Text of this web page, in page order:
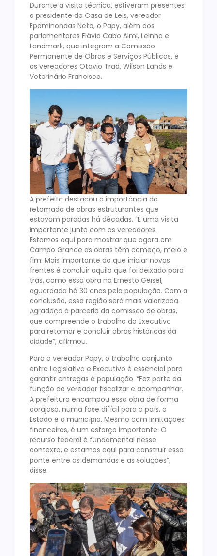
Durante a visita técnica, estiveram presentes
o presidente da Casa de Leis, vereador
Epaminondas Neto, o Papy, além dos
parlamentares Flávio Cabo Almi, Leinha e
Landmark, que integram a Comissão
Permanente de Obras e Serviços Públicos, e
os vereadores Otavio Trad, Wilson Lands e
Veterinário Francisco.
A prefeita destacou a importância da
retomada de obras estruturantes que
estavam paradas há décadas. “É uma visita
importante junto com os vereadores.
Estamos aqui para mostrar que agora em
Campo Grande as obras têm começo, meio e
fim. Mais importante do que iniciar novas
frentes é concluir aquilo que foi deixado para
trás, como essa obra na Ernesto Geisel,
aguardada há 30 anos pela população. Com a
conclusão, essa região será mais valorizada.
Agradeço à parceria da comissão de obras,
que compreende o trabalho do Executivo
para retomar e concluir obras históricas da
cidade”, afirmou.
Para o vereador Papy, o trabalho conjunto
entre Legislativo e Executivo é essencial para
garantir entregas à população. “Faz parte da
função do vereador fiscalizar e acompanhar.
A prefeitura encampou essa obra de forma
corajosa, numa fase difícil para o país, o
Estado e o município. Mesmo com limitações
financeiras, é um esforço importante. O
recurso federal é fundamental nesse
contexto, e estamos aqui para construir essa
ponte entre as demandas e as soluções”,
disse.